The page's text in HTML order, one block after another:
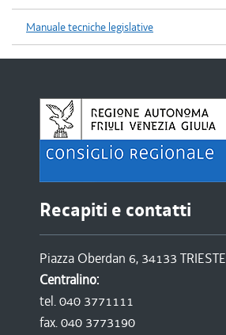
Manuale tecniche legislative
Recapiti e contatti
Piazza Oberdan 6, 34133 TRIESTE
Centralino:
tel. 040 3771111
fax. 040 3773190